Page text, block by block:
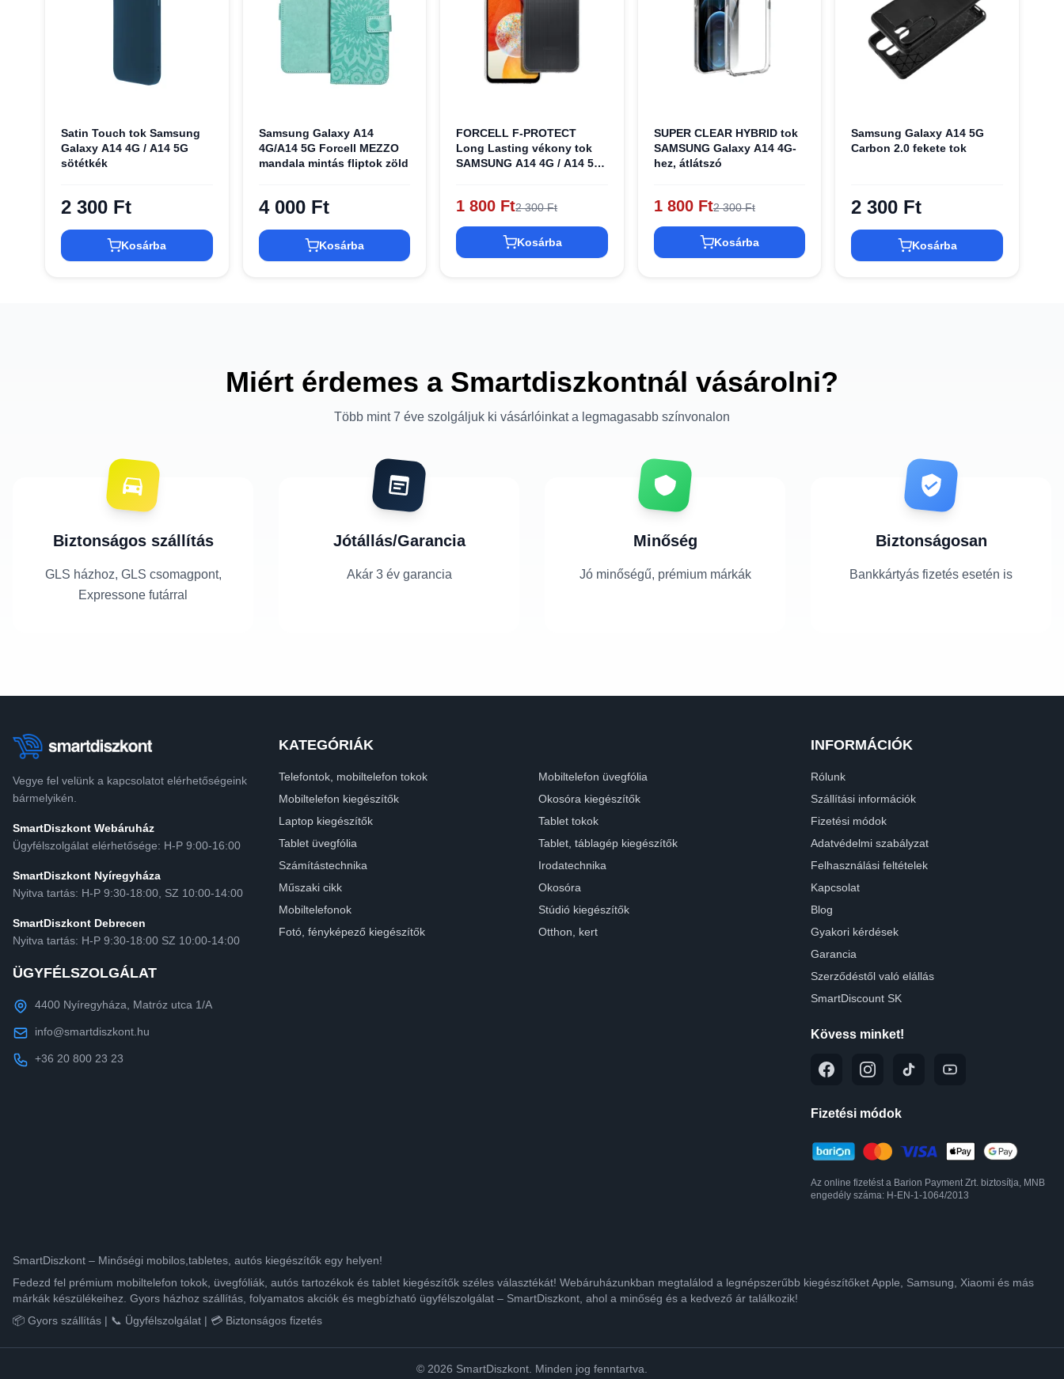
Satin Touch tok Samsung
Galaxy A14 4G / A14 5G
sötétkék
2 300 Ft
Kosárba
Samsung Galaxy A14
4G/A14 5G Forcell MEZZO
mandala mintás fliptok zöld
4 000 Ft
Kosárba
FORCELL F-PROTECT
Long Lasting vékony tok
SAMSUNG A14 4G / A14 5G
1 800 Ft2 300 Ft
Kosárba
SUPER CLEAR HYBRID tok
SAMSUNG Galaxy A14 4G-
hez, átlátszó
1 800 Ft2 300 Ft
Kosárba
Samsung Galaxy A14 5G
Carbon 2.0 fekete tok
2 300 Ft
Kosárba
Miért érdemes a Smartdiszkontnál vásárolni?
Több mint 7 éve szolgáljuk ki vásárlóinkat a legmagasabb színvonalon
Biztonságos szállítás
GLS házhoz, GLS csomagpont,
Expressone futárral
Jótállás/Garancia
Akár 3 év garancia
Minőség
Jó minőségű, prémium márkák
Biztonságosan
Bankkártyás fizetés esetén is
Vegye fel velünk a kapcsolatot elérhetőségeink
bármelyikén.
SmartDiszkont Webáruház
Ügyfélszolgálat elérhetősége: H-P 9:00-16:00
SmartDiszkont Nyíregyháza
Nyitva tartás: H-P 9:30-18:00, SZ 10:00-14:00
SmartDiszkont Debrecen
Nyitva tartás: H-P 9:30-18:00 SZ 10:00-14:00
ÜGYFÉLSZOLGÁLAT
4400 Nyíregyháza, Matróz utca 1/A
info@smartdiszkont.hu
+36 20 800 23 23
KATEGÓRIÁK
Telefontok, mobiltelefon tokok
Mobiltelefon üvegfólia
Mobiltelefon kiegészítők
Okosóra kiegészítők
Laptop kiegészítők
Tablet tokok
Tablet üvegfólia
Tablet, táblagép kiegészítők
Számítástechnika
Irodatechnika
Műszaki cikk
Okosóra
Mobiltelefonok
Stúdió kiegészítők
Fotó, fényképező kiegészítők
Otthon, kert
INFORMÁCIÓK
Rólunk
Szállítási információk
Fizetési módok
Adatvédelmi szabályzat
Felhasználási feltételek
Kapcsolat
Blog
Gyakori kérdések
Garancia
Szerződéstől való elállás
SmartDiscount SK
Kövess minket!
Fizetési módok
Az online fizetést a Barion Payment Zrt. biztosítja, MNB
engedély száma: H-EN-1-1064/2013
SmartDiszkont – Minőségi mobilos,tabletes, autós kiegészítők egy helyen!
Fedezd fel prémium mobiltelefon tokok, üvegfóliák, autós tartozékok és tablet kiegészítők széles választékát! Webáruházunkban megtalálod a legnépszerűbb kiegészítőket Apple, Samsung, Xiaomi és más
márkák készülékeihez. Gyors házhoz szállítás, folyamatos akciók és megbízható ügyfélszolgálat – SmartDiszkont, ahol a minőség és a kedvező ár találkozik!
📦 Gyors szállítás | 📞 Ügyfélszolgálat | 💳 Biztonságos fizetés
© 2026 SmartDiszkont. Minden jog fenntartva.